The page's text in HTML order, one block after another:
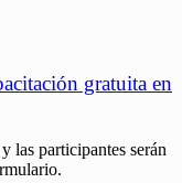
gratuita en
las participantes serán